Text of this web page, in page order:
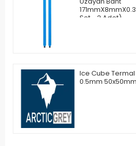
Set - 2 Adet)
Ice Cube
0.5mm 50x50mm